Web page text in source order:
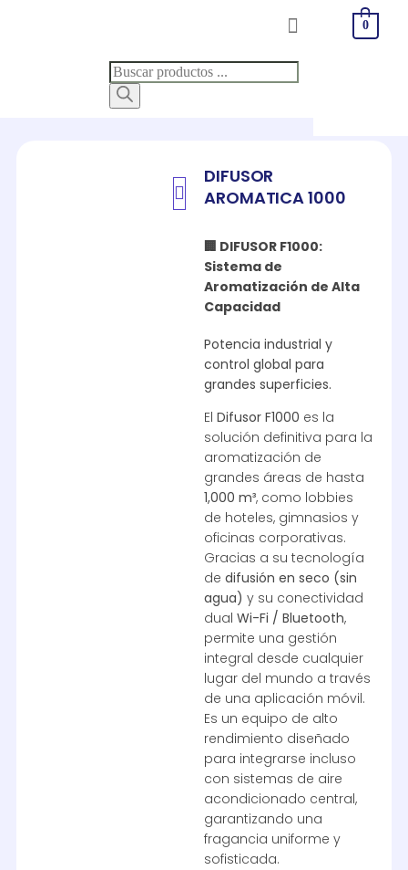
0
DIFUSOR
AROMATICA 1000
🏢 DIFUSOR F1000:
Sistema de
Aromatización de Alta
Capacidad
Potencia industrial y
control global para
grandes superficies.
El Difusor F1000 es la
solución definitiva para la
aromatización de
grandes áreas de hasta
1,000 m³, como lobbies
de hoteles, gimnasios y
oficinas corporativas.
Gracias a su tecnología
de difusión en seco (sin
agua) y su conectividad
dual Wi-Fi / Bluetooth,
permite una gestión
integral desde cualquier
lugar del mundo a través
de una aplicación móvil.
Es un equipo de alto
rendimiento diseñado
para integrarse incluso
con sistemas de aire
acondicionado central,
garantizando una
fragancia uniforme y
sofisticada.